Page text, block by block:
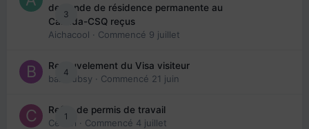
3
demande de résidence permanente au
Canada-CSQ reçus
Aichacool · Commencé 9 juillet
4
Renouvelement du Visa visiteur
babibubsy · Commencé 21 juin
1
Refus de permis de travail
Cedbri · Commencé 4 juillet